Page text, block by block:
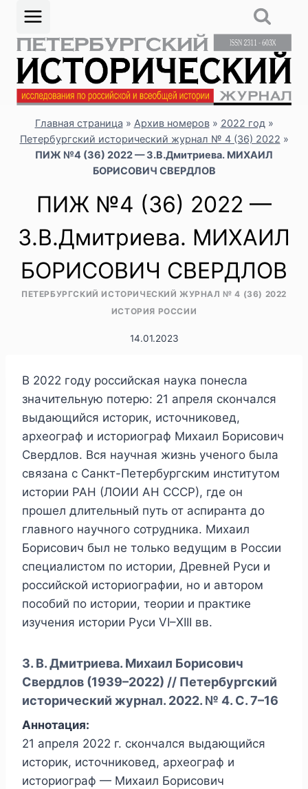
Перейти
содержимому
Главная страница » Архив номеров» 2022 год »
Петербургский исторический журнал № 4 (36) 2022 »
ПИЖ №4 (36) 2022 — З.В.Дмитриева. МИХАИЛ
БОРИСОВИЧ СВЕРДЛОВ
ПИЖ №4 (36) 2022 —
З.В.Дмитриева. МИХАИЛ
БОРИСОВИЧ СВЕРДЛОВ
ПЕТЕРБУРГСКИЙ ИСТОРИЧЕСКИЙ ЖУРНАЛ № 4 (36) 2022
ИСТОРИЯ РОССИИ
14.01.2023
В 2022 году российская наука понесла
значительную потерю: 21 апреля скончался
выдающийся историк, источниковед,
археограф и историограф Михаил Борисович
Свердлов. Вся научная жизнь ученого была
связана с Санкт-Петербургским институтом
истории РАН (ЛОИИ АН СССР), где он
прошел длительный путь от аспиранта до
главного научного сотрудника. Михаил
Борисович был не только ведущим в России
специалистом по истории, Древней Руси и
российской историографии, но и автором
пособий по истории, теории и практике
изучения истории Руси VI–XIII вв.
З. В. Дмитриева. Михаил Борисович
Свердлов (1939–2022) // Петербургский
исторический журнал. 2022. № 4. С. 7–16
Аннотация:
21 апреля 2022 г. скончался выдающийся
историк, источниковед, археограф и
историограф — Михаил Борисович